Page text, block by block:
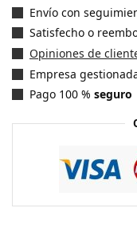
Envío con
Satisfecho o
Opiniones de
Empresa
Pago 100 % seguro